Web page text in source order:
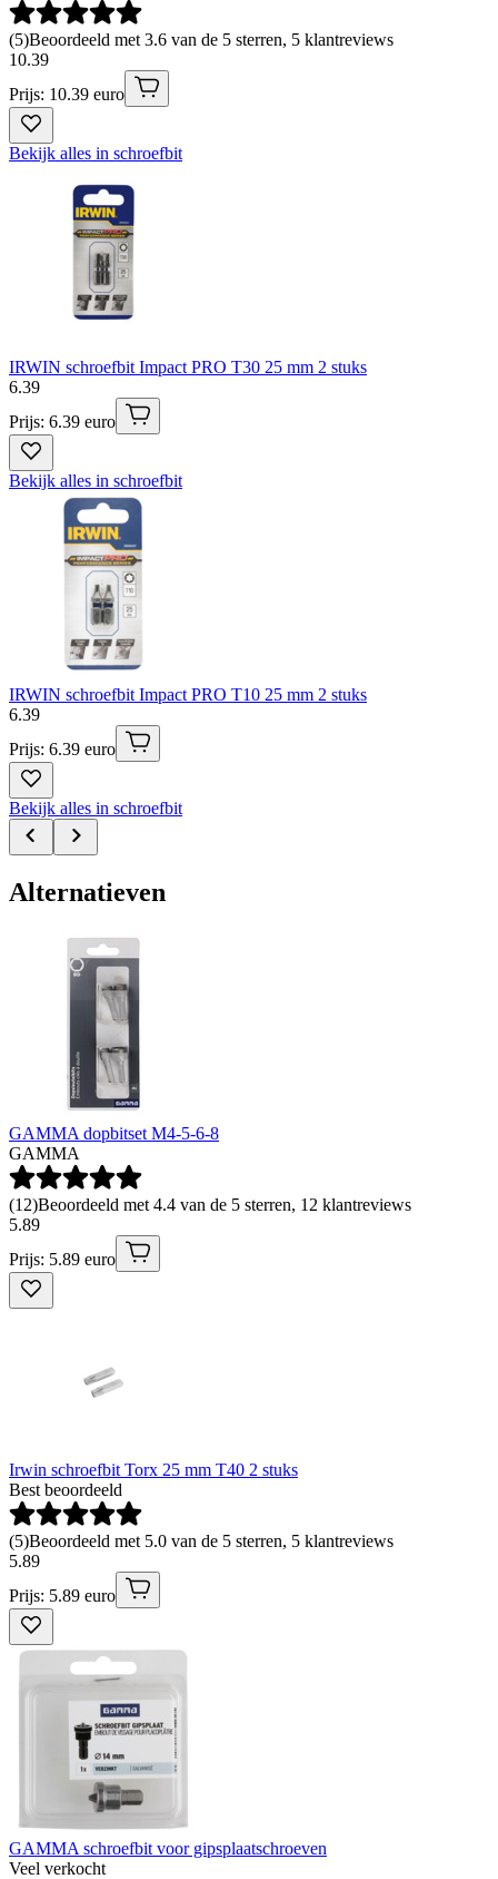
(5)Beoordeeld met 3.6 van de 5 sterren, 5 klantreviews
10.39
Prijs: 10.39 euro
Bekijk alles in schroefbit
IRWIN schroefbit Impact PRO T30 25 mm 2 stuks
6.39
Prijs: 6.39 euro
Bekijk alles in schroefbit
IRWIN schroefbit Impact PRO T10 25 mm 2 stuks
6.39
Prijs: 6.39 euro
Bekijk alles in schroefbit
Alternatieven
GAMMA dopbitset M4-5-6-8
GAMMA
(12)Beoordeeld met 4.4 van de 5 sterren, 12 klantreviews
5.89
Prijs: 5.89 euro
Irwin schroefbit Torx 25 mm T40 2 stuks
Best beoordeeld
(5)Beoordeeld met 5.0 van de 5 sterren, 5 klantreviews
5.89
Prijs: 5.89 euro
GAMMA schroefbit voor gipsplaatschroeven
Veel verkocht